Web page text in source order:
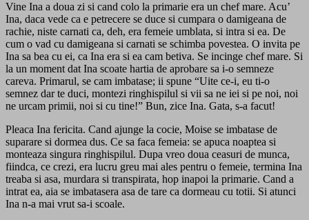
Vine Ina a doua zi si cand colo la primarie era un chef mare. Acu’
Ina, daca vede ca e petrecere se duce si cumpara o damigeana de
rachie, niste carnati ca, deh, era femeie umblata, si intra si ea. De
cum o vad cu damigeana si carnati se schimba povestea. O invita pe
Ina sa bea cu ei, ca Ina era si ea cam betiva. Se incinge chef mare. Si
la un moment dat Ina scoate hartia de aprobare sa i-o semneze
careva. Primarul, se cam imbatase; ii spune “Uite ce-i, eu ti-o
semnez dar te duci, montezi ringhispilul si vii sa ne iei si pe noi, noi
ne urcam primii, noi si cu tine!” Bun, zice Ina. Gata, s-a facut!
Pleaca Ina fericita. Cand ajunge la cocie, Moise se imbatase de
suparare si dormea dus. Ce sa faca femeia: se apuca noaptea si
monteaza singura ringhispilul. Dupa vreo doua ceasuri de munca,
fiindca, ce crezi, era lucru greu mai ales pentru o femeie, termina Ina
treaba si asa, murdara si transpirata, hop inapoi la primarie. Cand a
intrat ea, aia se imbatasera asa de tare ca dormeau cu totii. Si atunci
Ina n-a mai vrut sa-i scoale.